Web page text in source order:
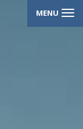
MENU